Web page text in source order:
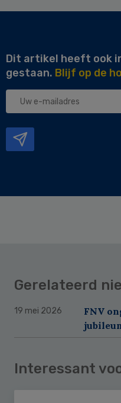
Dit artikel heeft ook
gestaan. Blijf op de
Uw
Gerelateerd
19 mei 2026
FNV
Interessant